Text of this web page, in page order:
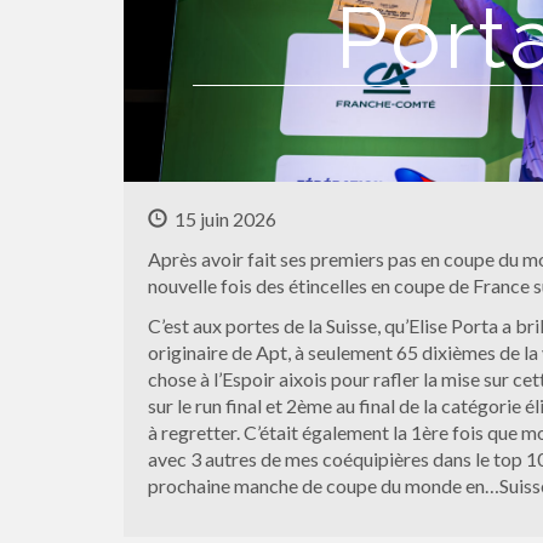
15 juin 2026
Après avoir fait ses premiers pas en coupe du
nouvelle fois des étincelles en coupe de
C’est aux portes de la Suisse, qu’Elise Porta a
originaire de Apt, à seulement 65 dixièmes de
chose à l’Espoir aixois pour rafler la mise sur
sur le run final et 2ème au final de la catégorie
à regretter. C’était également la 1ère fois que
avec 3 autres de mes coéquipières dans le top
prochaine manche de coupe du monde